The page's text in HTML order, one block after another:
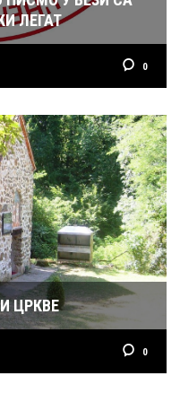
ЛЕГАТ
0
ЦРКВЕ
0